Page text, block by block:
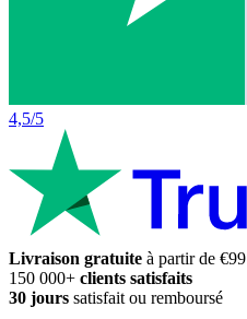
4,5/5
Livraison gratuite à partir de €99
150 000+ clients satisfaits
30 jours satisfait ou remboursé